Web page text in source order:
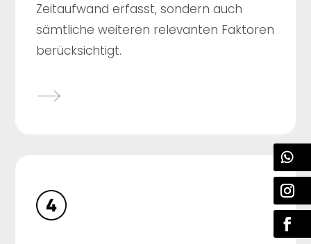
Zeitaufwand erfasst, sondern auch
sämtliche weiteren relevanten Faktoren
berücksichtigt.